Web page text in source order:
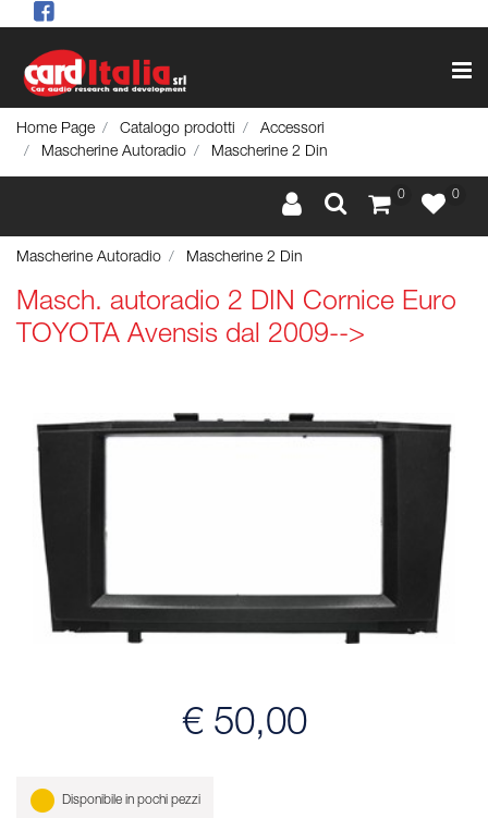
Home Page Catalogo prodotti
Accessori
Mascherine Autoradio
Mascherine 2 Din
0 0
Mascherine Autoradio Mascherine 2 Din
Masch. autoradio 2 DIN Cornice Euro
TOYOTA Avensis dal 2009-->
€ 50,00
Disponibile in pochi pezzi